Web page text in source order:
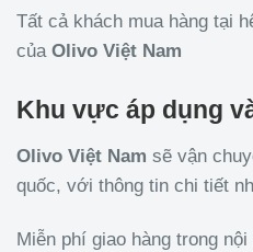
Tất cả khách mua hàng tại
của Olivo Việt Nam
Khu vực áp dụng
Olivo Việt Nam sẽ vận
quốc, với thông tin chi tiết
Miễn phí giao hàng trong